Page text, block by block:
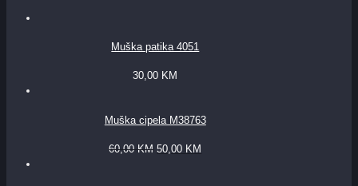
Muška patika 4051
30,00 KM
Muška cipela M38763
60,00 KM 50,00 KM